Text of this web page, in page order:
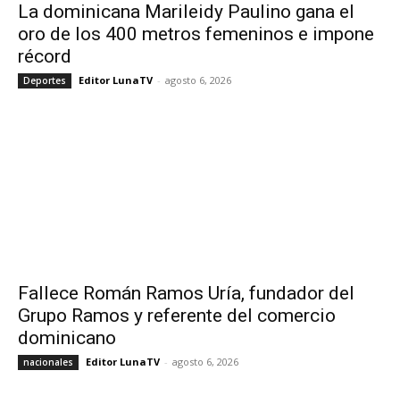
La dominicana Marileidy Paulino gana el
oro de los 400 metros femeninos e impone
récord
Deportes Editor LunaTV - agosto 6, 2026
Fallece Román Ramos Uría, fundador del
Grupo Ramos y referente del comercio
dominicano
nacionales Editor LunaTV - agosto 6, 2026